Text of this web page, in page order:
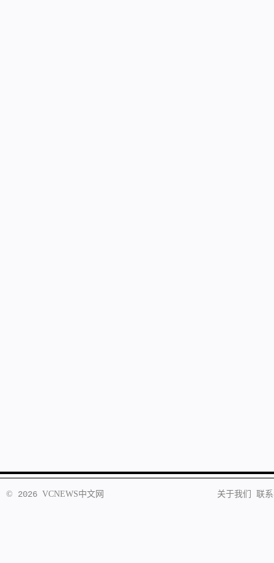
© 2026 VCNEWS中文网 关于我们 联